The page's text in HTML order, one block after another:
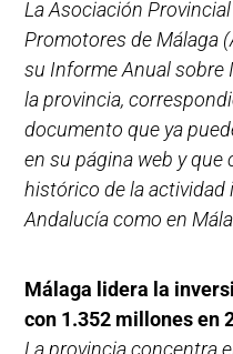
La Asociación
Promotores de Málaga
su Informe Anual sobre
la provincia,
documento que ya
en su página web y
histórico de la actividad
Andalucía como en
Málaga lidera la
con 1.352 millones en
La provincia concentra